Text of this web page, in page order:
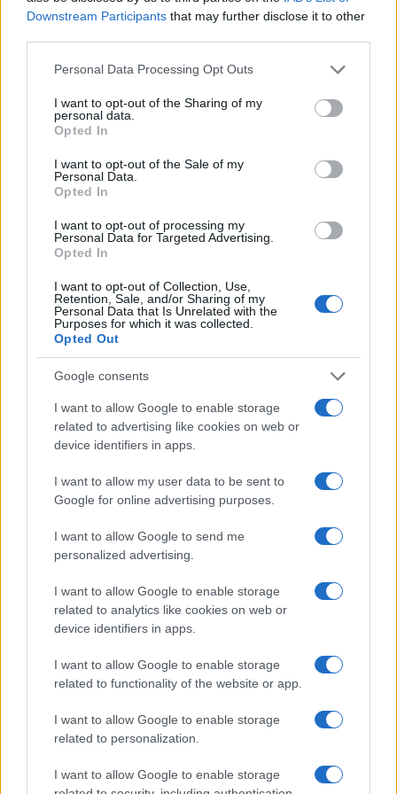
Downstream Participants that may further disclose it to other
Please note that this website/app uses one or more Google
not limited to your visit or usage behaviour. You may click to
grant or deny consent to Google and its third-party tags to
use your data for below specified purposes in below Google
consent section.
Personal Data Processing Opt Outs
I want to opt-out of the Sharing of my
personal data.
Opted In
I want to opt-out of the Sale of my
Personal Data.
Opted In
I want to opt-out of processing my
Personal Data for Targeted Advertising.
Opted In
I want to opt-out of Collection, Use,
Retention, Sale, and/or Sharing of my
Personal Data that Is Unrelated with the
Purposes for which it was collected.
Opted Out
Google consents
I want to allow Google to enable storage
related to advertising like cookies on web or
device identifiers in apps.
I want to allow my user data to be sent to
Google for online advertising purposes.
I want to allow Google to send me
personalized advertising.
I want to allow Google to enable storage
related to analytics like cookies on web or
device identifiers in apps.
I want to allow Google to enable storage
related to functionality of the website or app.
I want to allow Google to enable storage
related to personalization.
I want to allow Google to enable storage
az oldalán nézte végig, amint a több száz
páncélos jármű Abu Mahdi al-Muhandisznak, a
PFM néhai parancsnokának a zászlója alatt
vonult, akit egy amerikai dróntámadásban
öltek meg tavaly.
A milíciák katonai erejét demonstráló
felvonulást az iráni határon található, valaha
amerikai katonák állomásoztatását szolgáló
egyik támaszponton tartották.
A Népi Mozgósítási Erőket 2014-ben
alakították meg, miután Ali Asz-Szisztáni
iraki nagyajatolláh erős iraki haderő
létrehozását szorgalmazta, amely képes
fellépni az ország területének egyharmadát
megszálló Iszlám Állam ellen.
Lelőttek két drónt egy amerikai
katonai bázis fölött Irakban